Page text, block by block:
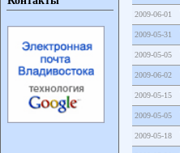
2009-06-01
2009-05-31
2009-05-05
2009-06-02
2009-05-15
2009-05-05
2009-05-18